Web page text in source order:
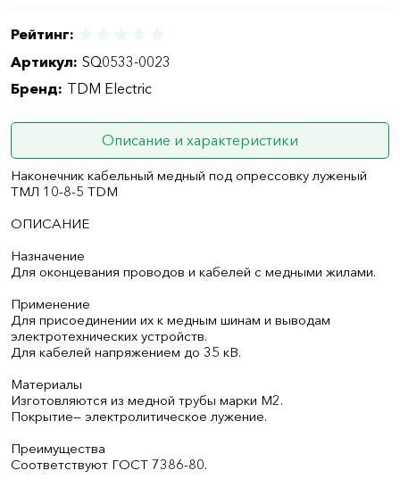
Рейтинг:
Артикул: SQ0533-0023
Бренд: TDM Electric
Описание и характеристики
Наконечник кабельный медный под опрессовку луженый
ТМЛ 10-8-5 TDM
ОПИСАНИЕ
Назначение
Для оконцевания проводов и кабелей с медными жилами.
Применение
Для присоединении их к медным шинам и выводам
электротехнических устройств.
Для кабелей напряжением до 35 кВ.
Материалы
Изготовляются из медной трубы марки М2.
Покрытие— электролитическое лужение.
Преимущества
Соответствуют ГОСТ 7386-80.